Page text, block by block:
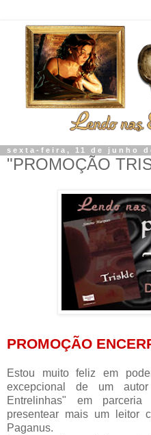
sexta-feira, 11 de junho
"PROMOÇÃO
PROMOÇÃO
Estou muito feliz em
excepcional de um
Entrelinhas" em
presentear mais um leitor
Paganus.